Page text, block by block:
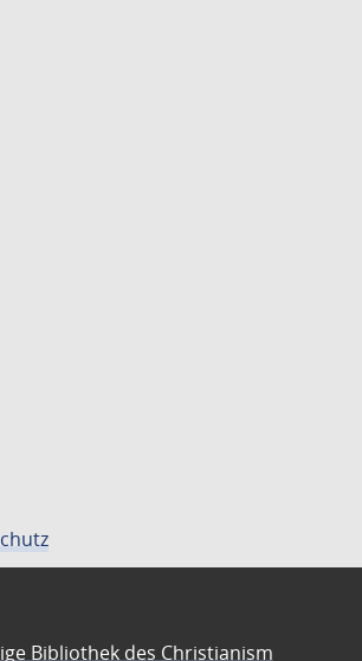
Bibliothek des Christianism